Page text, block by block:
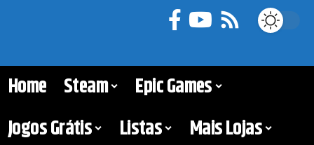
Home Steam
Epic Games
Jogos Grátis
Listas
Mais Lojas